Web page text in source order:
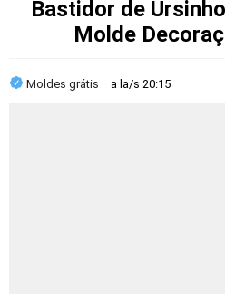
Bastidor de
Molde
Moldes grátis a la/s 20:15